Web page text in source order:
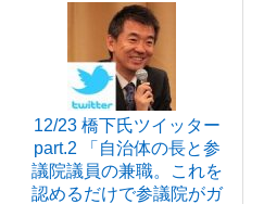
12/23 橋下氏ツイッター
part.2 「自治体の長と参
議院議員の兼職。これを
認めるだけで参議院がガ